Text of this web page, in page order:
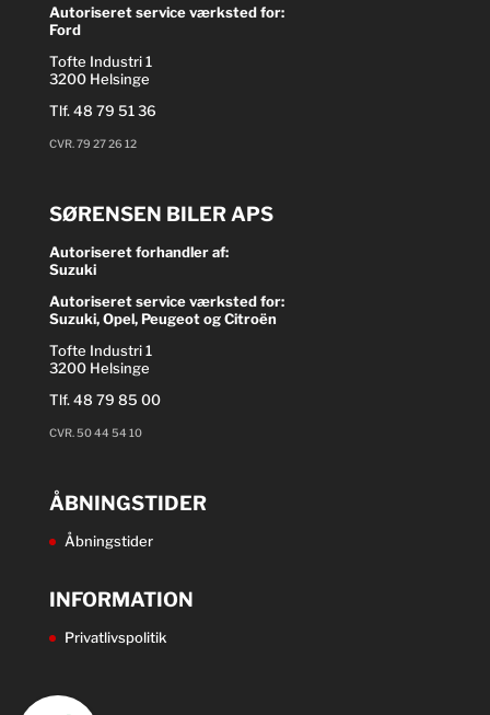
Autoriseret service værksted for:
Ford
Tofte Industri 1
3200 Helsinge
Tlf.48 79 51 36
CVR. 79 27 26 12
SØRENSEN BILER APS
Autoriseret forhandler af:
Suzuki
Autoriseret service værksted for:
Suzuki, Opel, Peugeot og Citroën
Tofte Industri 1
3200 Helsinge
Tlf.48 79 85 00
CVR. 50 44 54 10
ÅBNINGSTIDER
Åbningstider
INFORMATION
Privatlivspolitik